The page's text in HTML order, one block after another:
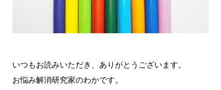
いつもお読みいただき、ありがとうございます。
お悩み解消研究家のわかです。